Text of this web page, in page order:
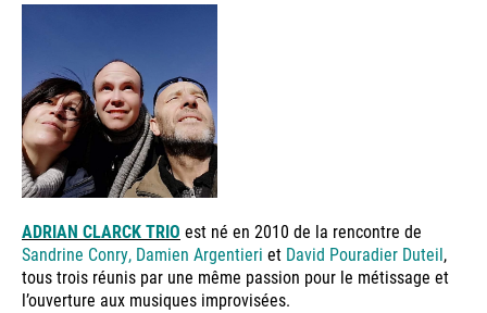
ADRIAN CLARCK TRIO est né en 2010 de la rencontre de
Sandrine Conry, Damien Argentieri et David Pouradier Duteil,
tous trois réunis par une même passion pour le métissage et
l’ouverture aux musiques improvisées.